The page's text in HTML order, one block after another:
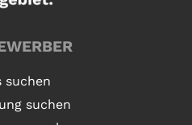
suchen
suchen